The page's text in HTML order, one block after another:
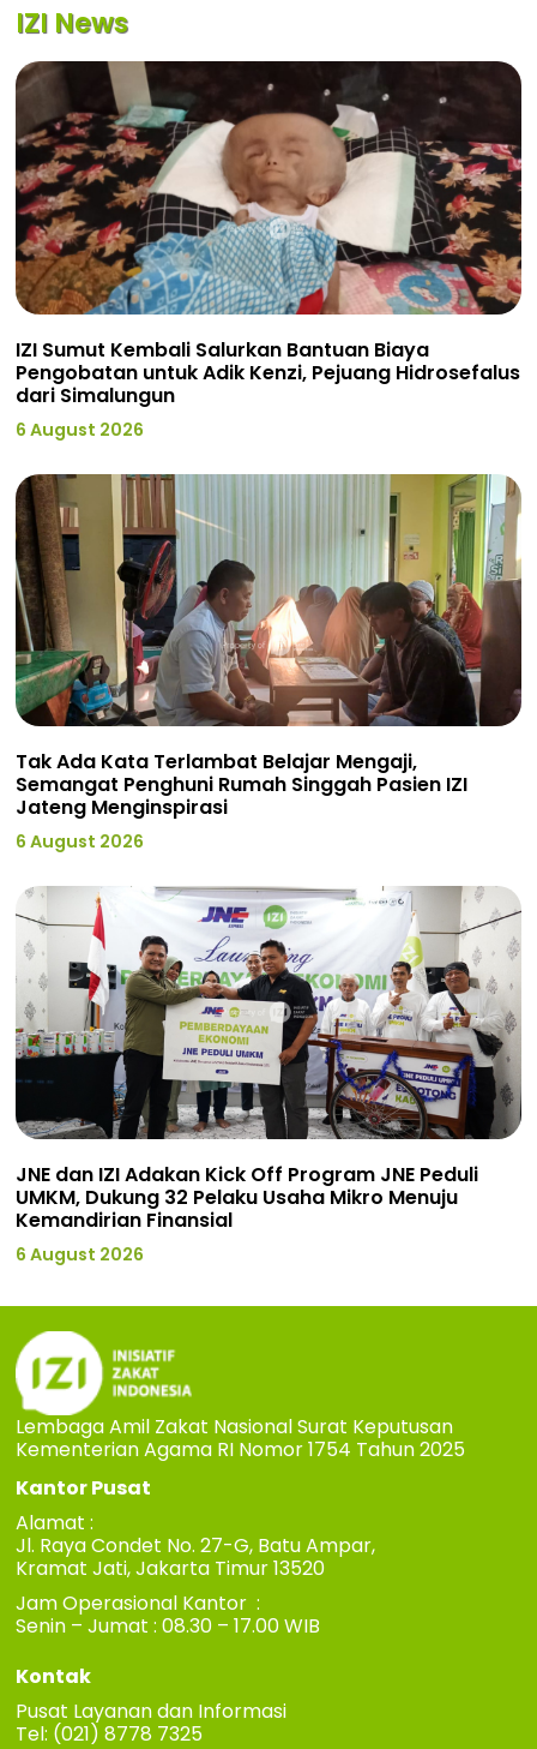
IZI News
IZI Sumut Kembali Salurkan Bantuan Biaya
Pengobatan untuk Adik Kenzi, Pejuang Hidrosefalus
dari Simalungun
6 August 2026
Tak Ada Kata Terlambat Belajar Mengaji,
Semangat Penghuni Rumah Singgah Pasien IZI
Jateng Menginspirasi
6 August 2026
JNE dan IZI Adakan Kick Off Program JNE Peduli
UMKM, Dukung 32 Pelaku Usaha Mikro Menuju
Kemandirian Finansial
6 August 2026
Lembaga Amil Zakat Nasional Surat Keputusan
Kementerian Agama RI Nomor 1754 Tahun 2025
Kantor Pusat
Alamat :
Jl. Raya Condet No. 27-G, Batu Ampar,
Kramat Jati, Jakarta Timur 13520
Jam Operasional Kantor :
Senin – Jumat : 08.30 – 17.00 WIB
Kontak
Pusat Layanan dan Informasi
Tel: (021) 8778 7325